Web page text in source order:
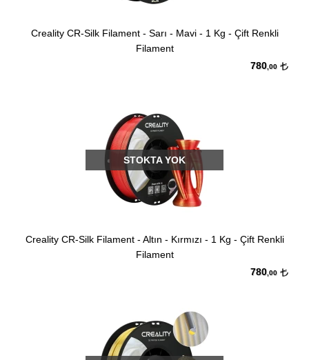
Creality CR-Silk Filament - Sarı - Mavi - 1 Kg - Çift Renkli
Filament
780 ,00
STOKTA YOK
Creality CR-Silk Filament - Altın - Kırmızı - 1 Kg - Çift Renkli
Filament
780 ,00